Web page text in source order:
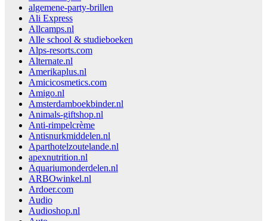
algemene-party-brillen
Ali Express
Allcamps.nl
Alle school & studieboeken
Alps-resorts.com
Alternate.nl
Amerikaplus.nl
Amicicosmetics.com
Amigo.nl
Amsterdamboekbinder.nl
Animals-giftshop.nl
Anti-rimpelcrème
Antisnurkmiddelen.nl
Aparthotelzoutelande.nl
apexnutrition.nl
Aquariumonderdelen.nl
ARBOwinkel.nl
Ardoer.com
Audio
Audioshop.nl